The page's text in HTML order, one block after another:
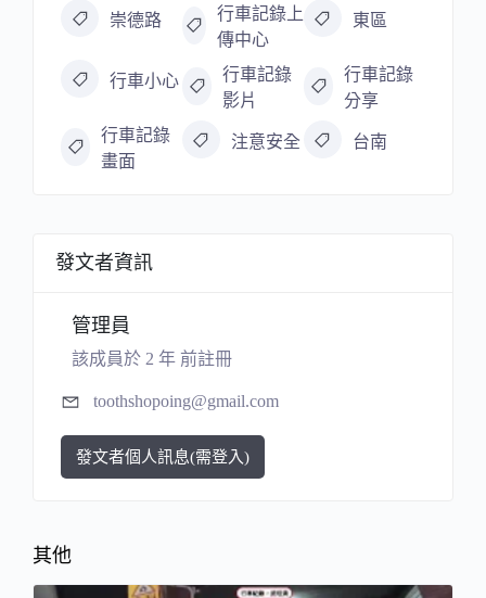
崇德路
行車記錄上
傳中心
東區
行車小心
行車記錄
影片
行車記錄
分享
行車記錄
畫面
注意安全 台南
發文者資訊
管理員
該成員於 2 年 前註冊
toothshopoing@gmail.com
發文者個人訊息(需登入)
其他